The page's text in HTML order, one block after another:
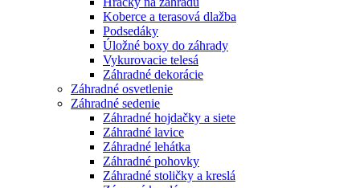
Koberce a terasová dlažba
Podsedáky
Úložné boxy do záhrady
Vykurovacie telesá
Záhradné dekorácie
Záhradné osvetlenie
Záhradné sedenie
Záhradné hojdačky a siete
Záhradné lavice
Záhradné lehátka
Záhradné pohovky
Záhradné stoličky a kreslá